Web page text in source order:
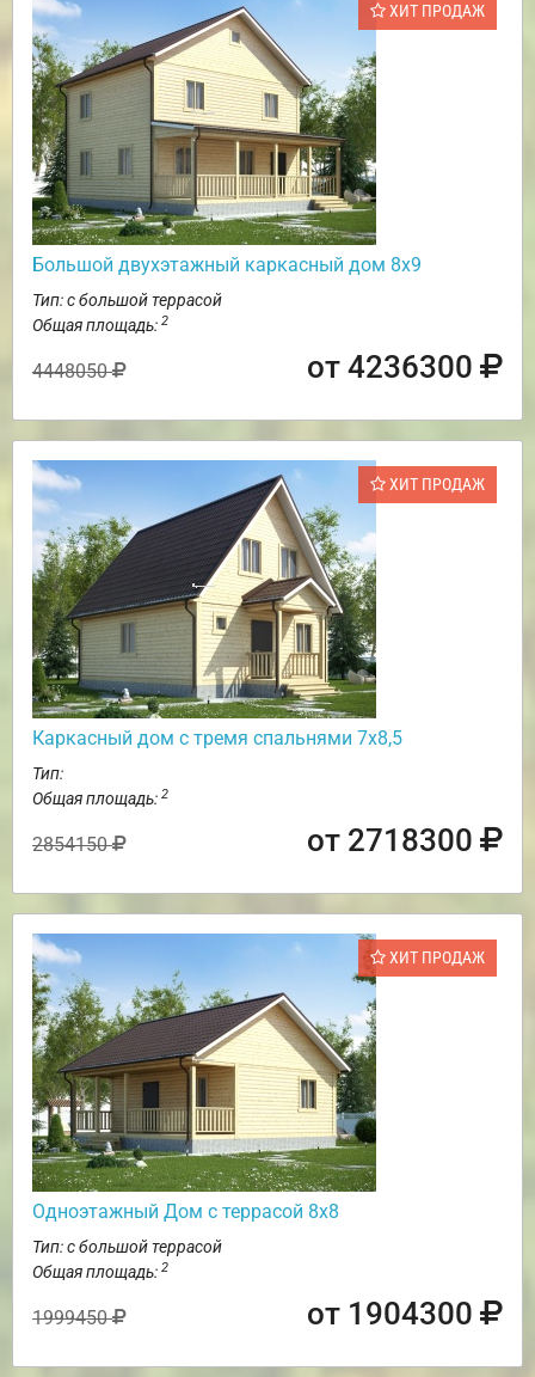
ХИТ ПРОДАЖ
Большой двухэтажный каркасный дом 8х9
Тип: с большой террасой
Общая площадь: 2
4448050 от 4236300
ХИТ ПРОДАЖ
Каркасный дом с тремя спальнями 7х8,5
Тип:
Общая площадь: 2
2854150 от 2718300
ХИТ ПРОДАЖ
Одноэтажный Дом с террасой 8х8
Тип: с большой террасой
Общая площадь: 2
1999450 от 1904300